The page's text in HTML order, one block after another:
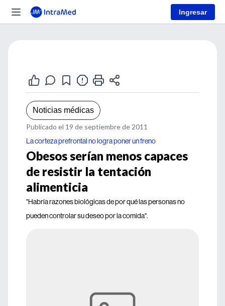
Ingresar
Noticias médicas
Publicado el 19 de septiembre de 2011
La corteza prefrontal no logra poner un freno
Obesos serían menos capaces
de resistir la tentación
alimenticia
"Habría razones biológicas de por qué las personas no
pueden controlar su deseo por la comida".